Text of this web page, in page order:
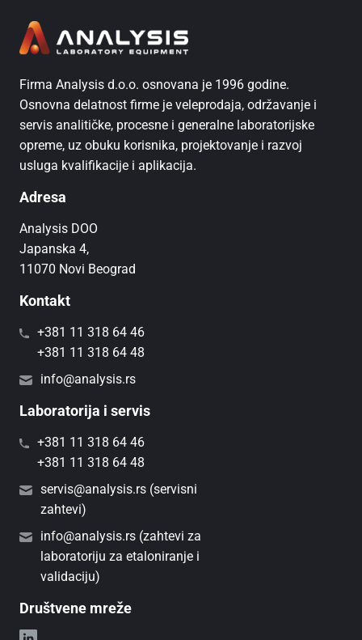
Firma Analysis d.o.o. osnovana je 1996 godine.
Osnovna delatnost firme je veleprodaja, održavanje i
servis analitičke, procesne i generalne laboratorijske
opreme, uz obuku korisnika, projektovanje i razvoj
usluga kvalifikacije i aplikacija.
Adresa
Analysis DOO
Japanska 4,
11070 Novi Beograd
Kontakt
+381 11 318 64 46
+381 11 318 64 48
info@analysis.rs
Laboratorija i servis
+381 11 318 64 46
+381 11 318 64 48
servis@analysis.rs (servisni
zahtevi)
info@analysis.rs (zahtevi za
laboratoriju za etaloniranje i
validaciju)
Društvene mreže